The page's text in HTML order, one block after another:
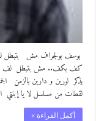
بوسف بولجراف مش بتبطل لف
كف بكف.. مش بتبطل لف ،،
يذكر لورين و دارين بالزمن
لقطات من مسلسل لا يا إبنتي
أكمل القراءة »